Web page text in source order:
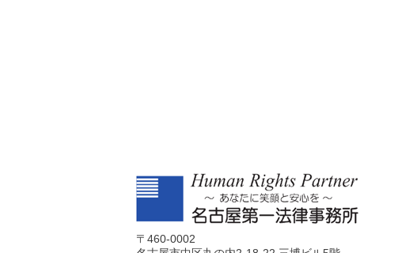
〒460-0002